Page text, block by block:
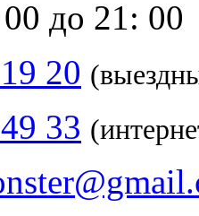
до 21: 00
20
33